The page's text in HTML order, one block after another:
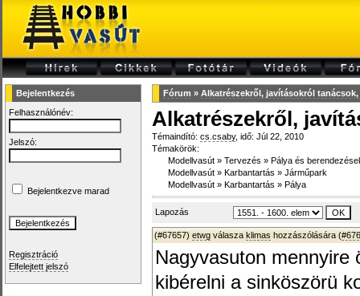
Bejelentkezés
Felhasználónév:
Jelszó:
Bejelentkezve marad
Regisztráció
Elfelejtett jelszó
Fórum » Alkatrészekről, javításokról
Alkatrészekről,
Témaindító: cs.csaby, idő: Júl 22, 2010
Témakörök:
Modellvasút » Tervezés » Pálya és
Modellvasút » Karbantartás » Járműpark
Modellvasút » Karbantartás » Pálya
Lapozás
(#67657) etwg válasza klimas hozzászólására (
Nagyvasuton mennyire
kibérelni a sinköszörü